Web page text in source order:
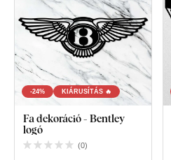
-24% KIÁRUSÍTÁS 🔥
Fa dekoráció - Bentley
logó
(0)